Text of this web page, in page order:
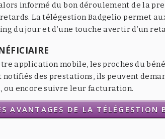
informé du bon déroulement de la
La télégestion Badgelio permet
du jour et d’une touche avertir d’un
application mobile, les proches du
notifiés des prestations, ils peuvent
ou encore suivre leur facturation.
AVANTAGES DE LA TÉLÉGESTION